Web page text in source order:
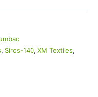
, Siros-140, XM Textiles,